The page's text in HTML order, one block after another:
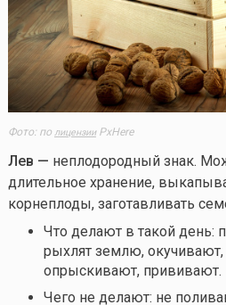
Фото: по лицензииPxHere
Лев — неплодородный знак.
длительное хранение,
корнеплоды, заготавливать
Что делают в такой день:
рыхлят землю, окучивают,
опрыскивают, прививают.
Чего не делают: не